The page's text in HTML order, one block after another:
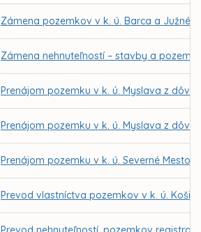
Zámena pozemkov v k. ú. Barca a Južné
Zámena nehnuteľností – stavby a
Prenájom pozemku v k. ú. Myslava z
Prenájom pozemku v k. ú. Myslava z
Prenájom pozemku v k. ú. Severné
Prevod vlastníctva pozemkov v k. ú.